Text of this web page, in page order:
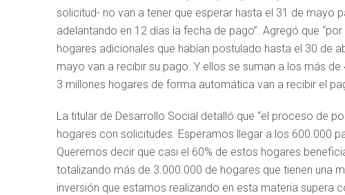
solicitud- no van a tener que esperar hasta el 31 de mayo
adelantando en 12 días la fecha de pago”. Agregó que
hogares adicionales que habían postulado hasta el 30 de
mayo van a recibir su pago. Y ellos se suman a los más
3 millones hogares de forma automática van a recibir el
La titular de Desarrollo Social detalló que “el proceso de
hogares con solicitudes. Esperamos llegar a los 600.000
Queremos decir que casi el 60% de estos hogares
totalizando más de 3.000.000 de hogares que tienen una
inversión que estamos realizando en esta materia supera